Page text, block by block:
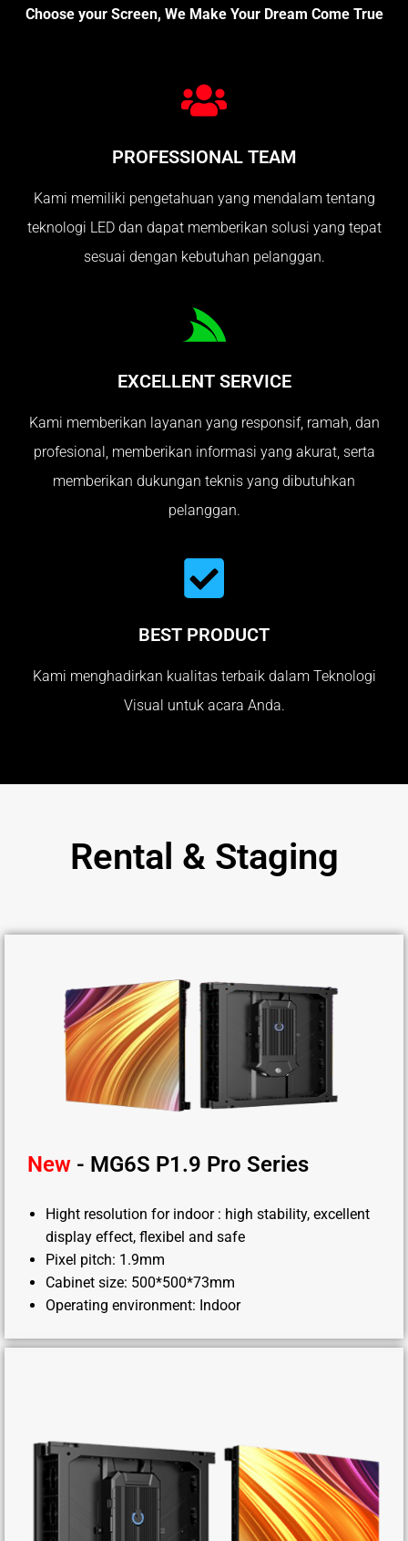
Choose your Screen, We Make Your Dream Come True
PROFESSIONAL TEAM
Kami memiliki pengetahuan yang mendalam tentang
teknologi LED dan dapat memberikan solusi yang tepat
sesuai dengan kebutuhan pelanggan.
EXCELLENT SERVICE
Kami memberikan layanan yang responsif, ramah, dan
profesional, memberikan informasi yang akurat, serta
memberikan dukungan teknis yang dibutuhkan
pelanggan.
BEST PRODUCT
Kami menghadirkan kualitas terbaik dalam Teknologi
Visual untuk acara Anda.
Rental & Staging
New - MG6S P1.9 Pro Series
Hight resolution for indoor : high stability, excellent
display effect, flexibel and safe
Pixel pitch: 1.9mm
Cabinet size: 500*500*73mm
Operating environment: Indoor